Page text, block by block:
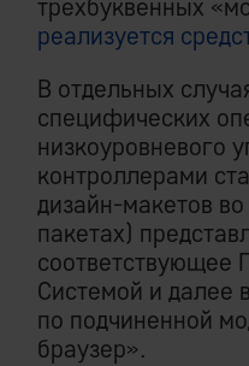
трехбуквенных
реализуется
В отдельных
специфических
низкоуровневого
контроллерами
дизайн-макетов
пакетах)
соответствующее
Системой и далее
по подчиненной
браузер».